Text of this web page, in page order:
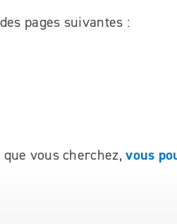
pages suivantes :
vous cherchez,vous